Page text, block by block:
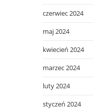
czerwiec 2024
maj 2024
kwiecień 2024
marzec 2024
luty 2024
styczeń 2024